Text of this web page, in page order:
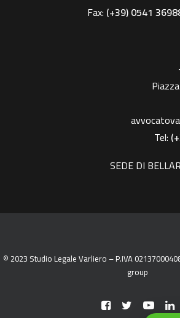
Fax: (+39)0541
Tel:
SEDE DI
© 2023 Studio Legale Varliero – P.IVA
group